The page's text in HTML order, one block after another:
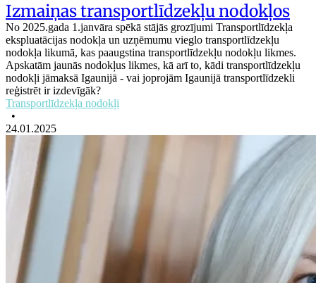
Izmaiņas transportlīdzekļu nodokļos
No 2025.gada 1.janvāra spēkā stājās grozījumi Transportlīdzekļa
ekspluatācijas nodokļa un uzņēmumu vieglo transportlīdzekļu
nodokļa likumā, kas paaugstina transportlīdzekļu nodokļu likmes.
Apskatām jaunās nodokļus likmes, kā arī to, kādi transportlīdzekļu
nodokļi jāmaksā Igaunijā - vai joprojām Igaunijā transportlīdzekli
reģistrēt ir izdevīgāk?
Transportlīdzekļa nodokļi
•
24.01.2025